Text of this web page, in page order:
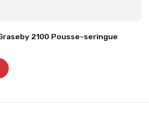
2100 Pousse-seringue